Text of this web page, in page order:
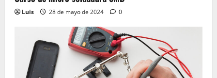
Luis 28 de mayo de 2024 0